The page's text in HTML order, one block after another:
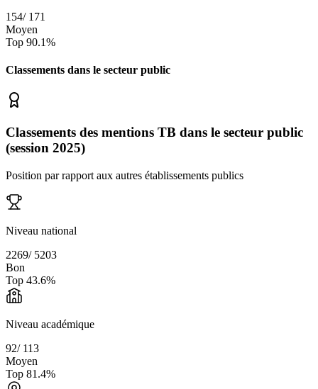
154/ 171
Moyen
Top 90.1%
Classements dans le secteur public
Classements des mentions TB dans le secteur public
(session 2025)
Position par rapport aux autres établissements publics
Niveau national
2269/ 5203
Bon
Top 43.6%
Niveau académique
92/ 113
Moyen
Top 81.4%